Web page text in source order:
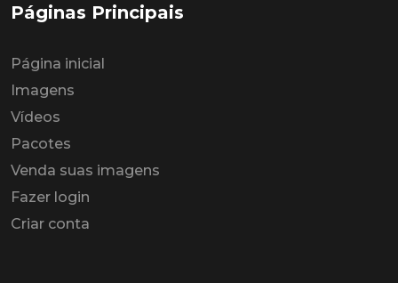
Páginas Principais
Página inicial
Imagens
Vídeos
Pacotes
Venda suas imagens
Fazer login
Criar conta